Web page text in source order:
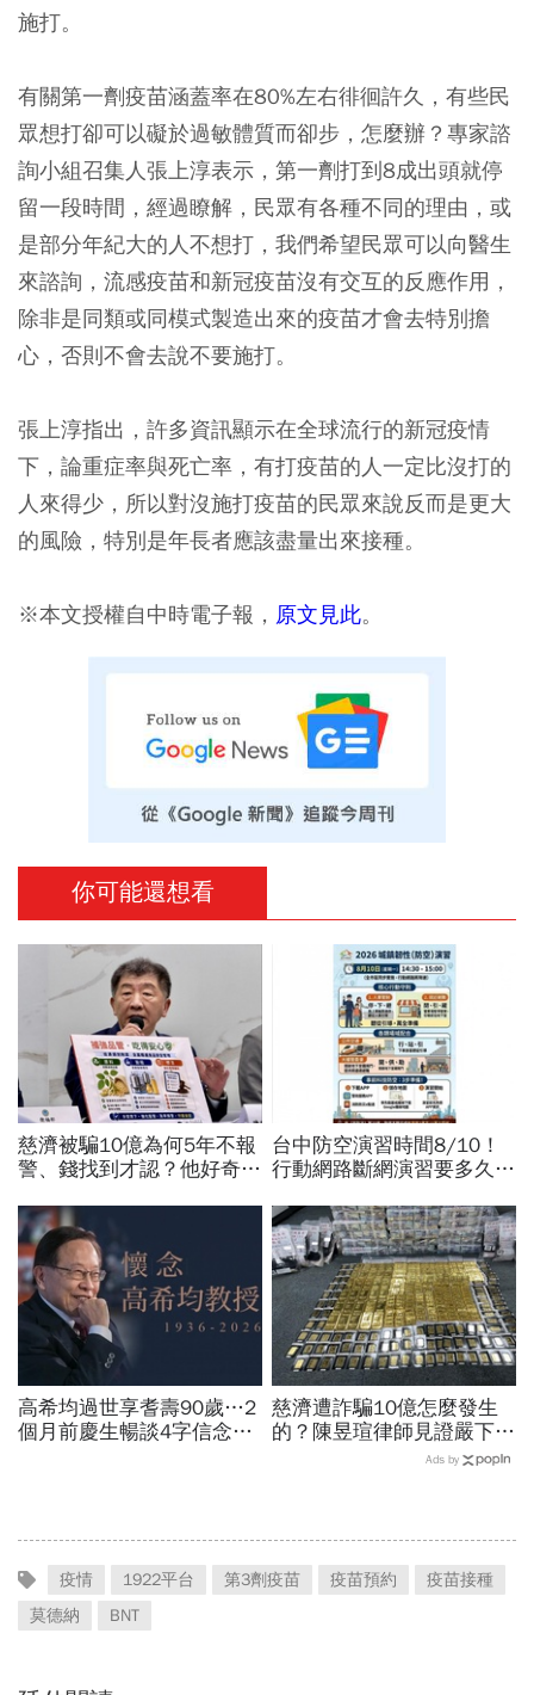
施打。
有關第一劑疫苗涵蓋率在80%左右徘徊許久，有些民
眾想打卻可以礙於過敏體質而卻步，怎麼辦？專家諮
詢小組召集人張上淳表示，第一劑打到8成出頭就停
留一段時間，經過瞭解，民眾有各種不同的理由，或
是部分年紀大的人不想打，我們希望民眾可以向醫生
來諮詢，流感疫苗和新冠疫苗沒有交互的反應作用，
除非是同類或同模式製造出來的疫苗才會去特別擔
心，否則不會去說不要施打。
張上淳指出，許多資訊顯示在全球流行的新冠疫情
下，論重症率與死亡率，有打疫苗的人一定比沒打的
人來得少，所以對沒施打疫苗的民眾來說反而是更大
的風險，特別是年長者應該盡量出來接種。
※本文授權自中時電子報， 原文見此。
你可能還想看
慈濟被騙10億為何5年不報
警、錢找到才認？他好奇：
「擋疫苗」黑鍋只求1件事
台中防空演習時間8/10！
行動網路斷網演習要多久、
演習懶人包：拒配合最高罰
15萬
高希均過世享耆壽90歲…2
個月前慶生暢談4字信念，
慈濟遭詐騙10億怎麼發生
的？陳昱瑄律師見證嚴下跪
博信任！豪宅藏158公斤黃
Ads by
疫情 1922平台 第3劑疫苗 疫苗預約
疫苗接種
莫德納
BNT